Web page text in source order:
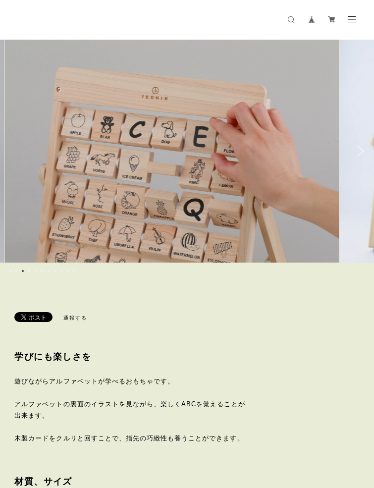
通報する
学びにも楽しさを
遊びながらアルファベットが学べるおもちゃです。
アルファベットの裏面のイラストを見ながら、楽しくABCを覚えることが
出来ます。
木製カードをクルリと回すことで、指先の巧緻性も養うことができます。
材質、サイズ